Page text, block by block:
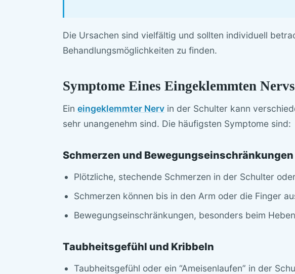
Die Ursachen sind vielfältig und sollten individuell
Behandlungsmöglichkeiten zu finden.
Symptome Eines Eingeklemmten
Ein eingeklemmter Nerv in der Schulter kann
sehr unangenehm sind. Die häufigsten Symptome sind:
Schmerzen und Bewegungseinschränkungen
Plötzliche, stechende Schmerzen in der Schulter
Schmerzen können bis in den Arm oder die Finger
Bewegungseinschränkungen, besonders beim
Taubheitsgefühl und Kribbeln
Taubheitsgefühl oder ein “Ameisenlaufen” in der